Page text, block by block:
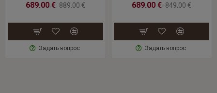
689.00 € 889.00 €
Задать вопрос
689.00 € 849.00 €
Задать вопрос